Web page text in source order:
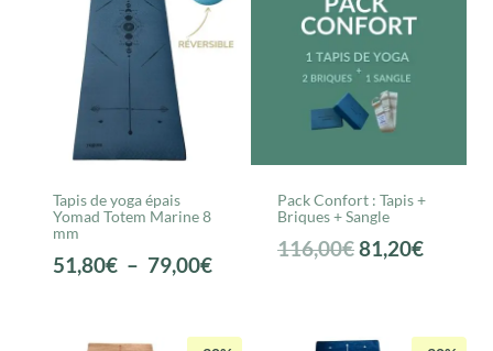
79,00€
Tapis de yoga épais
Yomad Totem Marine 8
mm
51,80€ – 79,00€Plage
Pack Confort : Tapis +
Briques + Sangle
116,00€Le
était :
81,20€Le
est :